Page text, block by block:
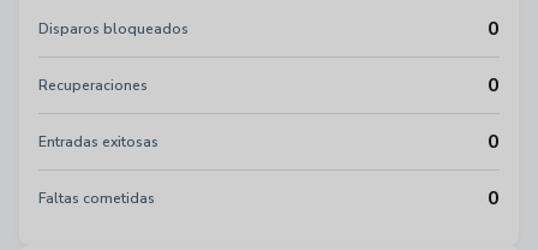
Disparos bloqueados 0
Recuperaciones 0
Entradas exitosas 0
Faltas cometidas 0